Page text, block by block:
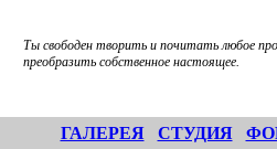
Ты свободен творить и почитать любое
преобразить собственное настоящее.
ГАЛЕРЕЯ СТУДИЯ